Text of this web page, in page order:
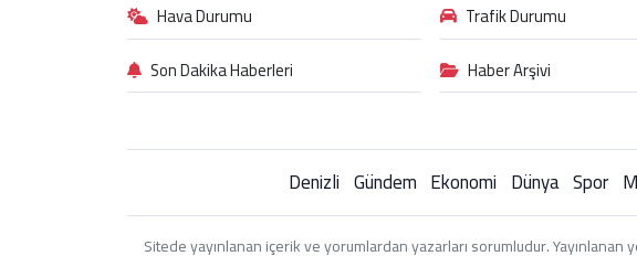
Hava Durumu Trafik Durumu
Son Dakika Haberleri
Haber Arşivi
Denizli Gündem Ekonomi Dünya Spor
Sitede yayınlanan içerik ve yorumlardan yazarları sorumludur.